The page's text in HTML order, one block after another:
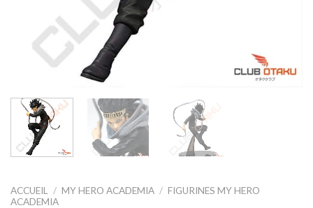
ACCUEIL / MY HERO ACADEMIA / FIGURINES MY HERO
ACADEMIA